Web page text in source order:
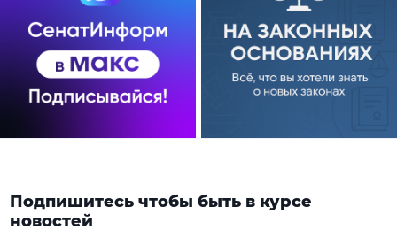
Подпишитесь чтобы быть в курсе
новостей